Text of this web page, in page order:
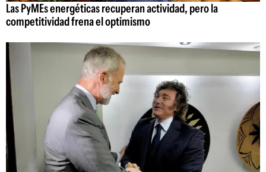
Las PyMEs energéticas recuperan actividad, pero la
competitividad frena el optimismo